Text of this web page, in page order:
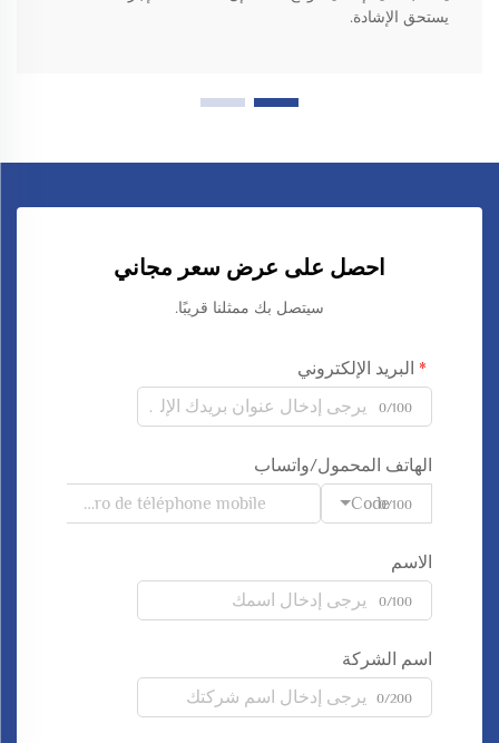
يستحق الإشادة.
احصل على عرض سعر مجاني
سيتصل بك ممثلنا قريبًا.
البريد الإلكتروني
0/100
الهاتف المحمول/واتساب
Code0/100
الاسم
0/100
اسم الشركة
0/200